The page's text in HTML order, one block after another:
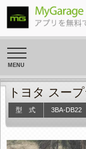
toggle
navigation
トヨタ スー
型 式 3BA-DB22